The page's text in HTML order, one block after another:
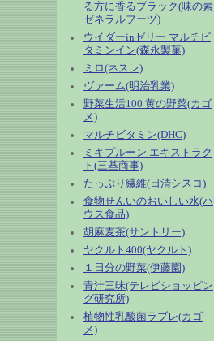
る方に香るブラック(味の素
ゼネラルフーヅ)
ウイダーinゼリー マルチビ
タミンイン(森永製菓)
ミロ(ネスレ)
ヴァーム(明治乳業)
野菜生活100 黄の野菜(カゴ
メ)
マルチビタミン(DHC)
ミキプルーン エキストラク
ト(三基商事)
たっぷり繊維(日清シスコ)
食物せんいのおいしい水(ハ
ウス食品)
胡麻麦茶(サントリー)
ヤクルト400(ヤクルト)
１日分の野菜(伊藤園)
青汁三昧(テレビショッピン
グ研究所)
植物性乳酸菌ラブレ(カゴ
メ)